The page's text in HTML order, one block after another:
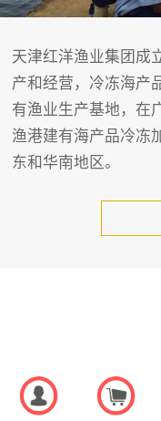
天津红洋渔业集团成
产和经营，冷冻海产
有渔业生产基地，在
渔港建有海产品冷冻
东和华南地区。